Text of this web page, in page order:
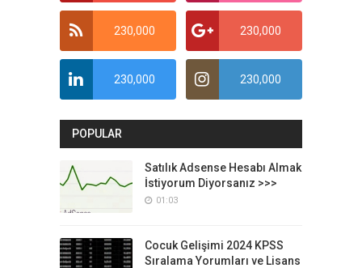
230,000 230,000
230,000 230,000
POPULAR
Satılık Adsense Hesabı Almak
İstiyorum Diyorsanız >>>
01:03
Cocuk Gelişimi 2024 KPSS
Sıralama Yorumları ve Lisans